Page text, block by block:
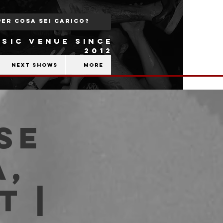
VENUE SINCE
2012
Next shows More
|